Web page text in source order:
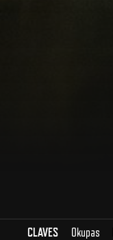
CLAVES Okupas